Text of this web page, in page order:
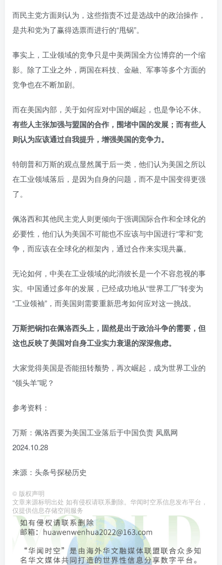
而民主党方面则认为，这些指责不过是选战中的政治操作，
是共和党为了赢得选票而进行的“甩锅”。
事实上，工业领域的竞争只是中美两国全方位博弈的一个缩
影。除了工业之外，两国在科技、金融、军事等多个方面的
竞争也在不断加剧。
而在美国内部，关于如何应对中国的崛起，也是争论不休。
有些人主张加强与盟国的合作，围堵中国的发展；而有些人
则认为应该通过自我提升，增强美国的竞争力。
特朗普和万斯的观点显然属于后一类，他们认为美国之所以
在工业领域落后，是因为自身的问题，而不是中国变得更强
了。
佩洛西和其他民主党人则更倾向于强调国际合作和全球化的
必要性，他们认为美国不可能也不应该与中国进行“零和”竞
争，而应该在全球化的框架内，通过合作来实现共赢。
无论如何，中美在工业领域的此消彼长是一个不容忽视的事
实。中国通过多年的发展，已经成功地从“世界工厂”转变为
“工业领袖”，而美国则需要重新思考如何应对这一挑战。
万斯把锅扣在佩洛西头上，固然是出于政治斗争的需要，但
这也反映了美国对自身工业实力衰退的深深焦虑。
大家觉得美国是否能扭转颓势，再次崛起，成为世界工业的
“领头羊”呢？
参考资料：
万斯：佩洛西要为美国工业落后于中国负责 凤凰网
2024.10.28
来源：头条号探秘历史
© 版权声明
文章来源标明出处 如有侵权请联系删除。华闻时空系信息发布平台，
仅提供信息存储空间服务